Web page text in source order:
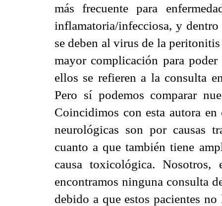
más frecuente para
inflamatoria/infecciosa, y
se deben al virus de la
mayor complicación parapoder
ellos se refieren a la consulta
Pero sí podemos comparar
Coincidimos con esta autora
neurológicas son por causas
cuanto a que también tiene
causa toxicológica.
encontramos ninguna consulta
debido a que estos pacientes